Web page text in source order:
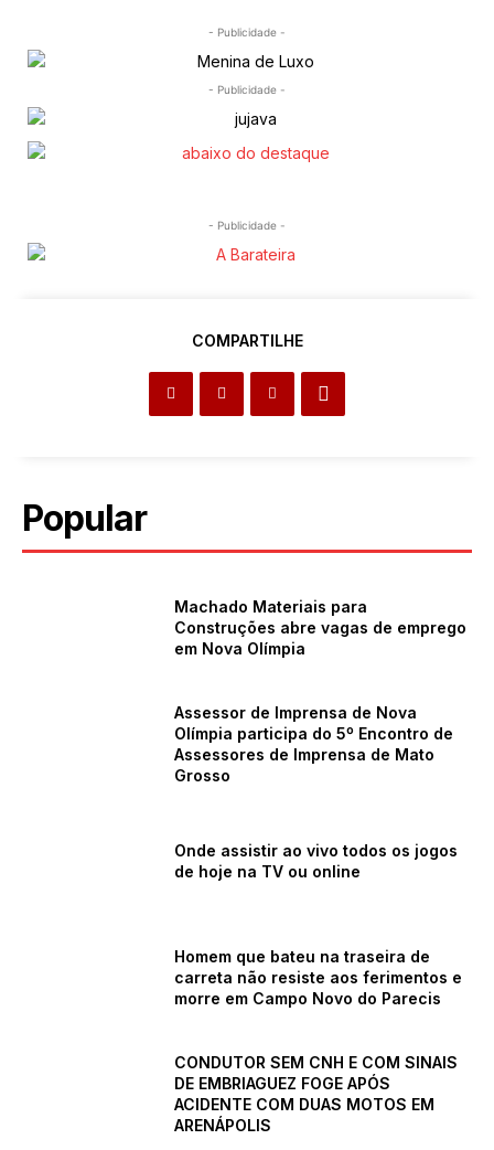
- Publicidade -
- Publicidade -
- Publicidade -
COMPARTILHE
Popular
Machado Materiais para
Construções abre vagas de emprego
em Nova Olímpia
Assessor de Imprensa de Nova
Olímpia participa do 5º Encontro de
Assessores de Imprensa de Mato
Grosso
Onde assistir ao vivo todos os jogos
de hoje na TV ou online
Homem que bateu na traseira de
carreta não resiste aos ferimentos e
morre em Campo Novo do Parecis
CONDUTOR SEM CNH E COM SINAIS
DE EMBRIAGUEZ FOGE APÓS
ACIDENTE COM DUAS MOTOS EM
ARENÁPOLIS